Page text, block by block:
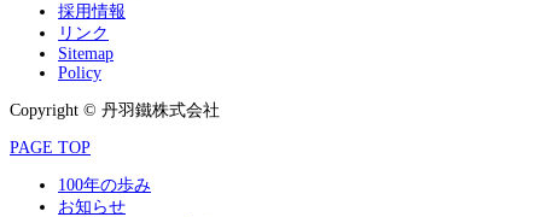
採用情報
リンク
Sitemap
Policy
Copyright © 丹羽鐵株式会社
PAGE TOP
100年の歩み
お知らせ